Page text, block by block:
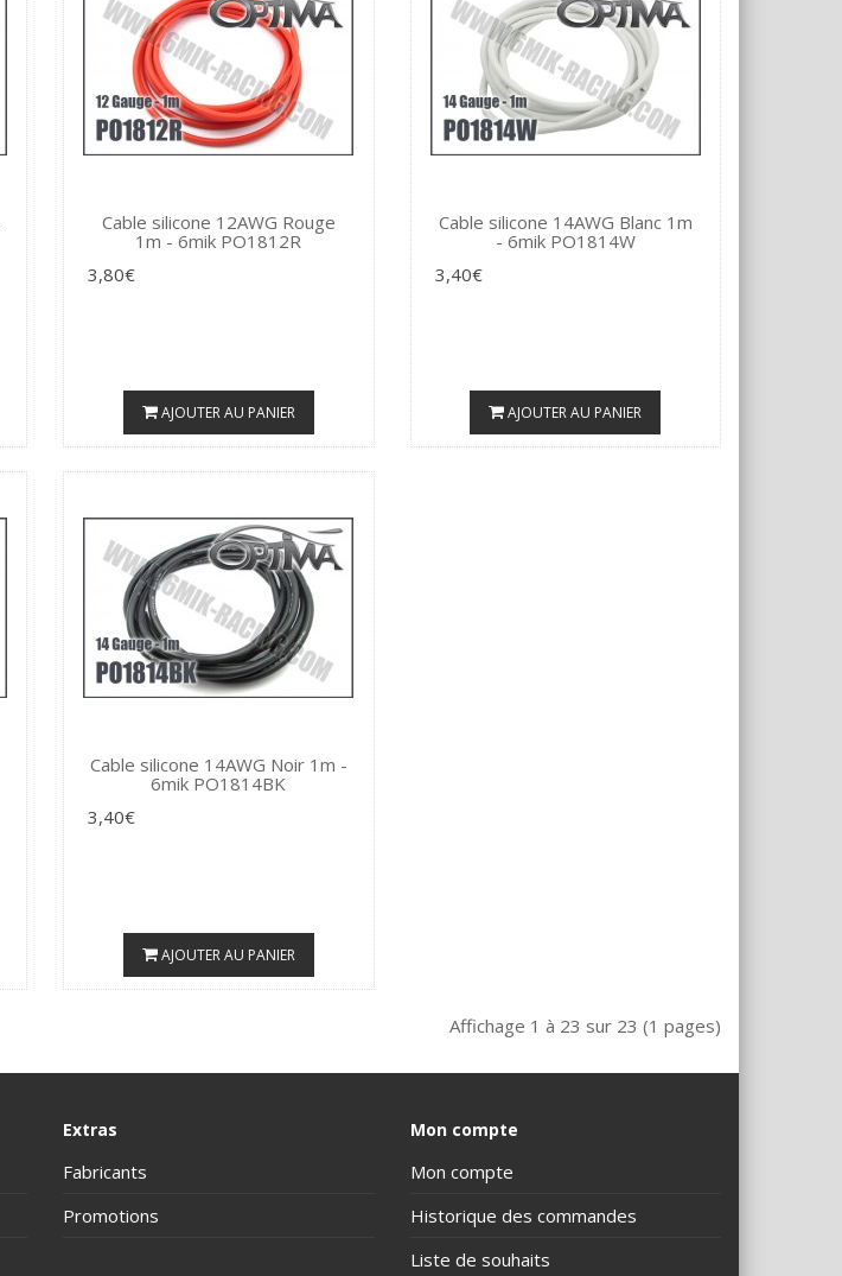
Cable silicone 12AWG Rouge
1m - 6mik PO1812R
3,80€
AJOUTER AU PANIER
Cable silicone 14AWG Blanc 1m
- 6mik PO1814W
3,40€
AJOUTER AU PANIER
Cable silicone 14AWG Noir 1m -
6mik PO1814BK
3,40€
AJOUTER AU PANIER
Affichage 1 à 23 sur 23 (1 pages)
Extras
Fabricants
Promotions
Mon compte
Mon compte
Historique des commandes
Liste de souhaits